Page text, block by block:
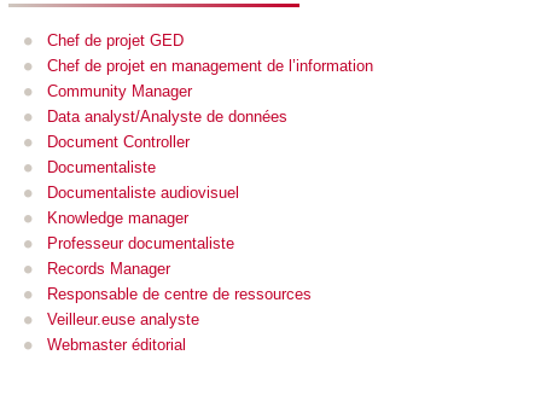
Chef de projet GED
Chef de projet en management de l’information
Community Manager
Data analyst/Analyste de données
Document Controller
Documentaliste
Documentaliste audiovisuel
Knowledge manager
Professeur documentaliste
Records Manager
Responsable de centre de ressources
Veilleur.euse analyste
Webmaster éditorial